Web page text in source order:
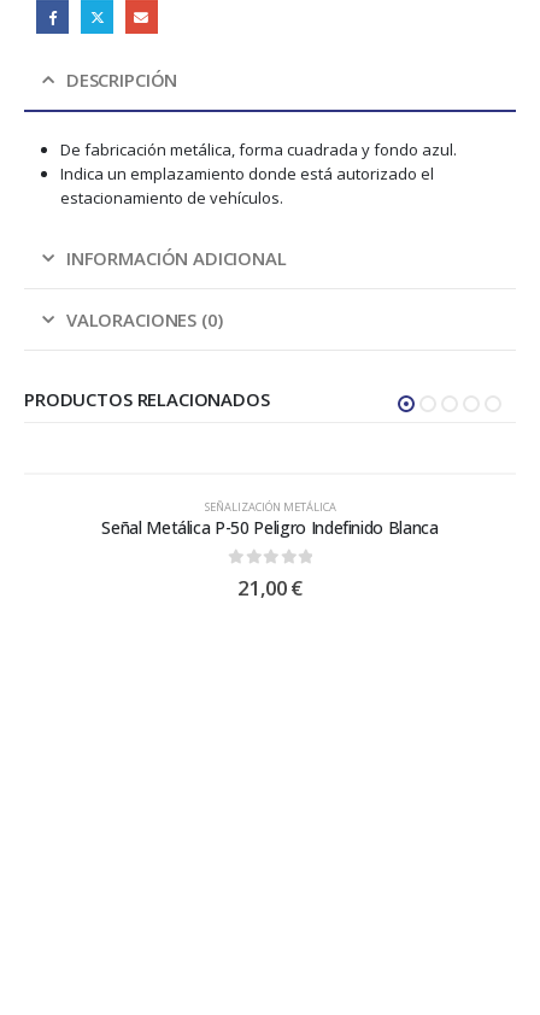
DESCRIPCIÓN
De fabricación metálica, forma cuadrada y fondo azul.
Indica un emplazamiento donde está autorizado el
estacionamiento de vehículos.
INFORMACIÓN ADICIONAL
VALORACIONES (0)
PRODUCTOS RELACIONADOS
SEÑALIZACIÓN METÁLICA
Señal Metálica P-50 Peligro Indefinido Blanca
out of 5
21,00€